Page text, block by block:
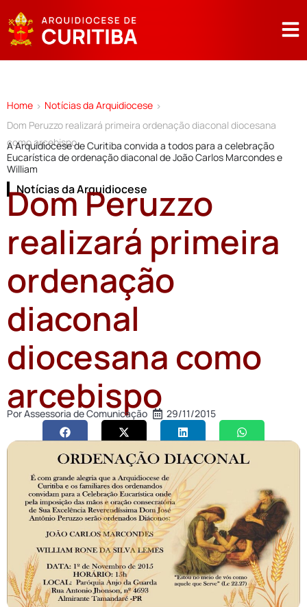
Home > Notícias da Arquidiocese >
Dom Peruzzo realizará primeira ordenação diaconal diocesana
como arcebispo
A Arquidiocese de Curitiba convida a todos para a celebração
Eucarística de ordenação diaconal de João Carlos Marcondes e
William
Notícias da Arquidiocese
Dom Peruzzo
realizará primeira
ordenação
diaconal
diocesana como
arcebispo
PorAssessoria de Comunicação 29/11/2015